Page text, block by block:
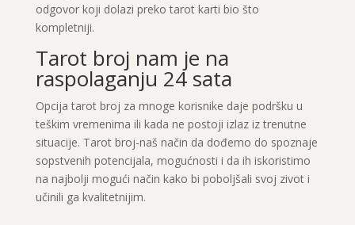
odgovor koji dolazi preko tarot karti bio što
kompletniji.
Tarot broj nam je na
raspolaganju 24 sata
Opcija tarot broj za mnoge korisnike daje podršku u
teškim vremenima ili kada ne postoji izlaz iz trenutne
situacije. Tarot broj-naš način da dođemo do spoznaje
sopstvenih potencijala, mogućnosti i da ih iskoristimo
na najbolji mogući način kako bi poboljšali svoj zivot i
učinili ga kvalitetnijim.